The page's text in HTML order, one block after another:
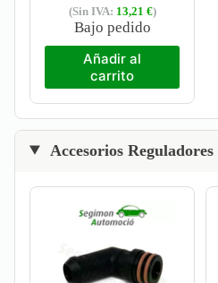
(Sin IVA: 13,21 €)
Bajo pedido
Añadir al
carrito
Accesorios Reguladores